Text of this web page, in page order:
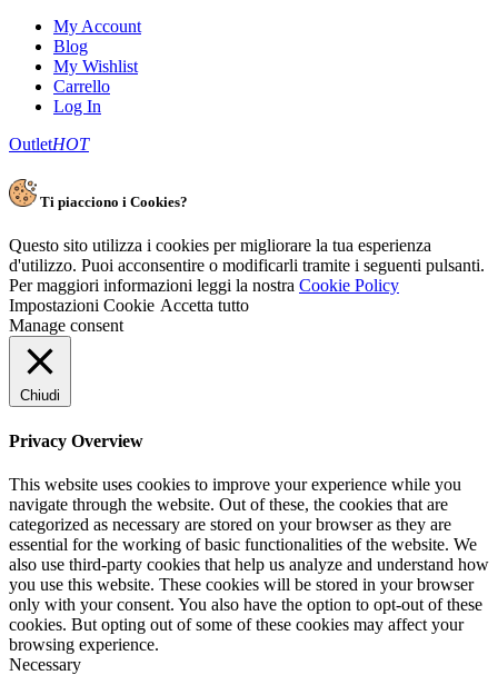
My Account
Blog
My Wishlist
Carrello
Log In
OutletHOT
Ti piacciono i Cookies?
Questo sito utilizza i cookies per migliorare la tua esperienza
d'utilizzo. Puoi acconsentire o modificarli tramite i seguenti pulsanti.
Per maggiori informazioni leggi la nostra Cookie Policy
Impostazioni Cookie Accetta tutto
Manage consent
Chiudi
Privacy Overview
This website uses cookies to improve your experience while you
navigate through the website. Out of these, the cookies that are
categorized as necessary are stored on your browser as they are
essential for the working of basic functionalities of the website. We
also use third-party cookies that help us analyze and understand how
you use this website. These cookies will be stored in your browser
only with your consent. You also have the option to opt-out of these
cookies. But opting out of some of these cookies may affect your
browsing experience.
Necessary